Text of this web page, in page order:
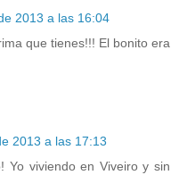
2013 a las 16:04
que tienes!!! El bonito era
2013 a las 17:13
Yo viviendo en Viveiro y sin